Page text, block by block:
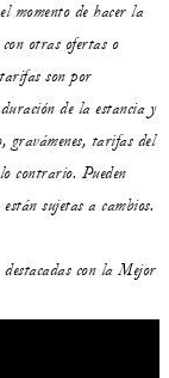
momento de hacer la
otras ofertas o
son por
de la estancia y
gravámenes, tarifas del
contrario. Pueden
sujetas a cambios.
destacadas con la Mejor